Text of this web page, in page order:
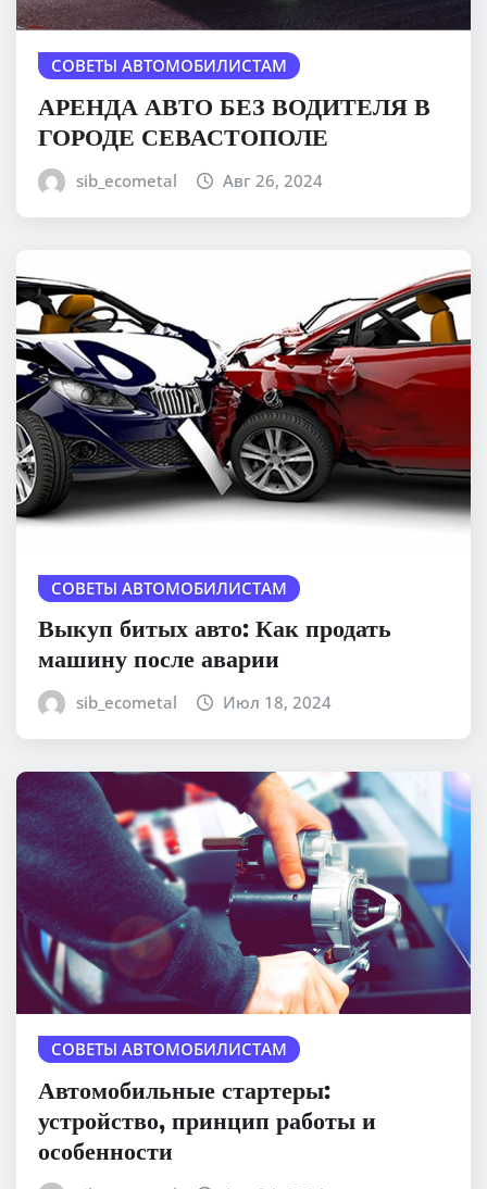
СОВЕТЫ АВТОМОБИЛИСТАМ
АРЕНДА АВТО БЕЗ ВОДИТЕЛЯ В
ГОРОДЕ СЕВАСТОПОЛЕ
sib_ecometal Авг 26, 2024
СОВЕТЫ АВТОМОБИЛИСТАМ
Выкуп битых авто: Как продать
машину после аварии
sib_ecometal Июл 18, 2024
СОВЕТЫ АВТОМОБИЛИСТАМ
Автомобильные стартеры:
устройство, принцип работы и
особенности